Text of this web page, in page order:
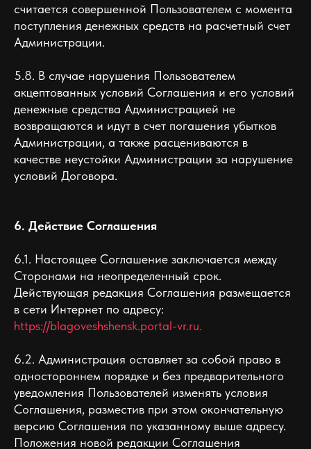
считается совершенной Пользователем с момента
поступления денежных средств на расчетный счет
Администрации.
5.8. В случае нарушения Пользователем
акцептованных условий Соглашения и его условий
денежные средства Администрацией не
возвращаются и идут в счет погашения убытков
Администрации, а также расцениваются в
качестве неустойки Администрации за нарушение
условий Договора.
6. Действие Соглашения
6.1. Настоящее Соглашение заключается между
Сторонами на неопределенный срок.
Действующая редакция Соглашения размещается
в сети Интернет по адресу:
https://blagoveshshensk.portal-vr.ru.
6.2. Администрация оставляет за собой право в
одностороннем порядке и без предварительного
уведомления Пользователей изменять условия
Соглашения, разместив при этом окончательную
версию Соглашения по указанному выше адресу.
Положения новой редакции Соглашения